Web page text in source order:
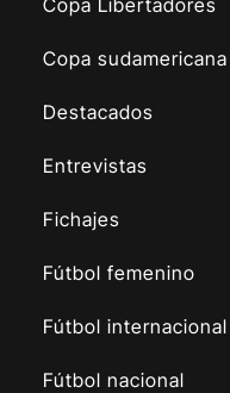
Copa sudamericana
Destacados
Entrevistas
Fichajes
Fútbol femenino
Fútbol internacional
Fútbol nacional